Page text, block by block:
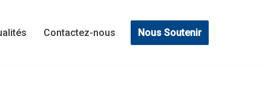
Contactez-nous Nous Soutenir